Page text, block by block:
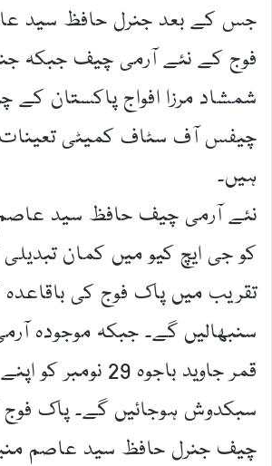
جس کے بعد جنرل حافظ سید
فوج کے نئے آرمی چیف جبکہ
شمشاد مرزا افواج پاکستان کے
چیفس آف سٹاف کمیٹی
ہیں۔
کو جی ایچ کیو میں کمان
تقریب میں پاک فوج کی
سنبھالیں گے۔ جبکہ موجودہ
قمر جاوید باجوہ 29
سبکدوش ہوجائیں گے۔ پاک
چیف جنرل حافظ سید عاصم